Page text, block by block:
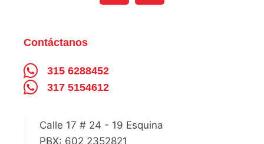
Contáctanos
315 6288452
317 5154612
Calle 17 # 24 - 19 Esquina
PBX: 602 2352821